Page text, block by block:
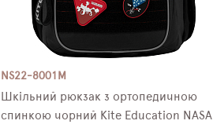
NS22-8001M
Шкільний рюкзак з ортопедичною
спинкою чорний Kite Education NASA